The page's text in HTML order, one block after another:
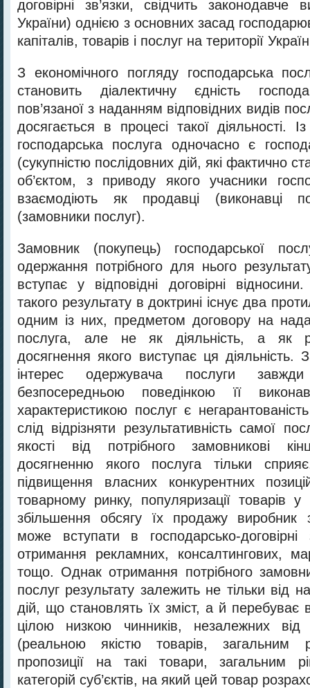
договірні зв’язки, свідчить
України) однією з основних засад
капіталів, товарів і послуг на території
З економічного погляду господарська
становить діалектичну єдність
пов’язаної з наданням відповідних видів
досягається в процесі такої діяльності.
господарська послуга одночасно є
(сукупністю послідовних дій, які фактично
об’єктом, з приводу якого учасники
взаємодіють як продавці (виконавці
(замовники послуг).
Замовник (покупець) господарської
одержання потрібного для нього
вступає у відповідні договірні
такого результату в доктрині існує два
одним із них, предметом договору на
послуга, але не як діяльність, а як
досягнення якого виступає ця
інтерес одержувача послуги завжди
безпосередньою поведінкою її
характеристикою послуг є
слід відрізняти результативність самої
якості від потрібного замовникові
досягненню якого послуга тільки
підвищення власних конкурентних
товарному ринку, популяризації товарів у
збільшення обсягу їх продажу виробник
може вступати в господарсько-
отримання рекламних, консалтингових,
тощо. Однак отримання потрібного
послуг результату залежить не тільки від
дій, що становлять їх зміст, а й перебуває
цілою низкою чинників, незалежних від
(реальною якістю товарів, загальним
пропозиції на такі товари, загальним
категорій суб’єктів, на який цей товар